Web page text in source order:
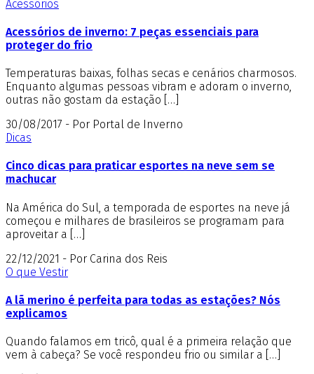
Acessórios
Acessórios de inverno: 7 peças essenciais para
proteger do frio
Temperaturas baixas, folhas secas e cenários charmosos.
Enquanto algumas pessoas vibram e adoram o inverno,
outras não gostam da estação […]
30/08/2017 - Por Portal de Inverno
Dicas
Cinco dicas para praticar esportes na neve sem se
machucar
Na América do Sul, a temporada de esportes na neve já
começou e milhares de brasileiros se programam para
aproveitar a […]
22/12/2021 - Por Carina dos Reis
O que Vestir
A lã merino é perfeita para todas as estações? Nós
explicamos
Quando falamos em tricô, qual é a primeira relação que
vem à cabeça? Se você respondeu frio ou similar a […]